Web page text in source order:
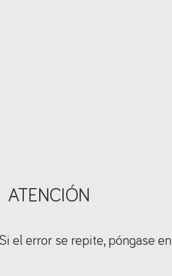
ATENCIÓN
el error se repite, póngase